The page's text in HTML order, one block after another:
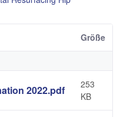
Größe
2022.pdf
253
KB